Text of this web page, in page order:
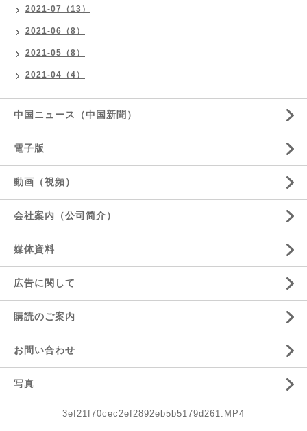
2021-07（13）
2021-06（8）
2021-05（8）
2021-04（4）
中国ニュース（中国新聞）
電子版
動画（視頻）
会社案内（公司简介）
媒体資料
広告に関して
購読のご案内
お問い合わせ
写真
3ef21f70cec2ef2892eb5b5179d261.MP4